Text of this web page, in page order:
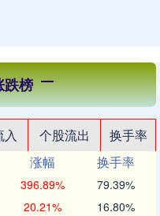
跌榜
入 个股流出
换手率
涨幅
换手率
396.89% 79.39%
20.21% 16.80%